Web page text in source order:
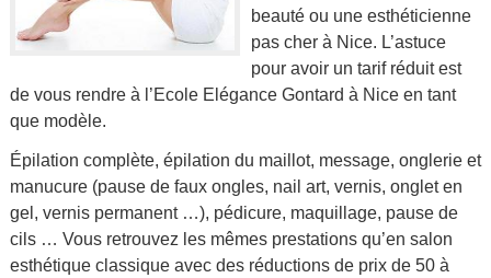
beauté ou une esthéticienne
pas cher à Nice. L’astuce
pour avoir un tarif réduit est
de vous rendre à l’Ecole Elégance Gontard à Nice en tant
que modèle.
Épilation complète, épilation du maillot, message, onglerie et
manucure (pause de faux ongles, nail art, vernis, onglet en
gel, vernis permanent …), pédicure, maquillage, pause de
cils … Vous retrouvez les mêmes prestations qu’en salon
esthétique classique avec des réductions de prix de 50 à